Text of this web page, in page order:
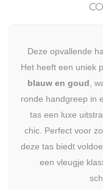
Deze opvallende
Het heeft een uniek
blauw en goud ,
ronde handgreep in
tas een luxe
chic. Perfect voor
deze tas biedt
een vleugje